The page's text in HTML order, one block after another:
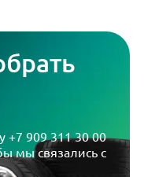
+7 909 311 30 00
мы связались с